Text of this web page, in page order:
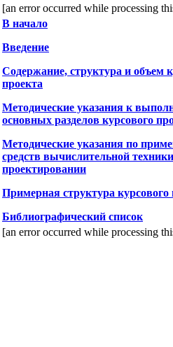
[an error occurred while processing
В начало
Введение
Содержание, структура и объем
проекта
Методические указания к
основных разделов курсового
Методические указания по
средств вычислительной
проектировании
Примерная структура курсового
Библиографический список
[an error occurred while processing